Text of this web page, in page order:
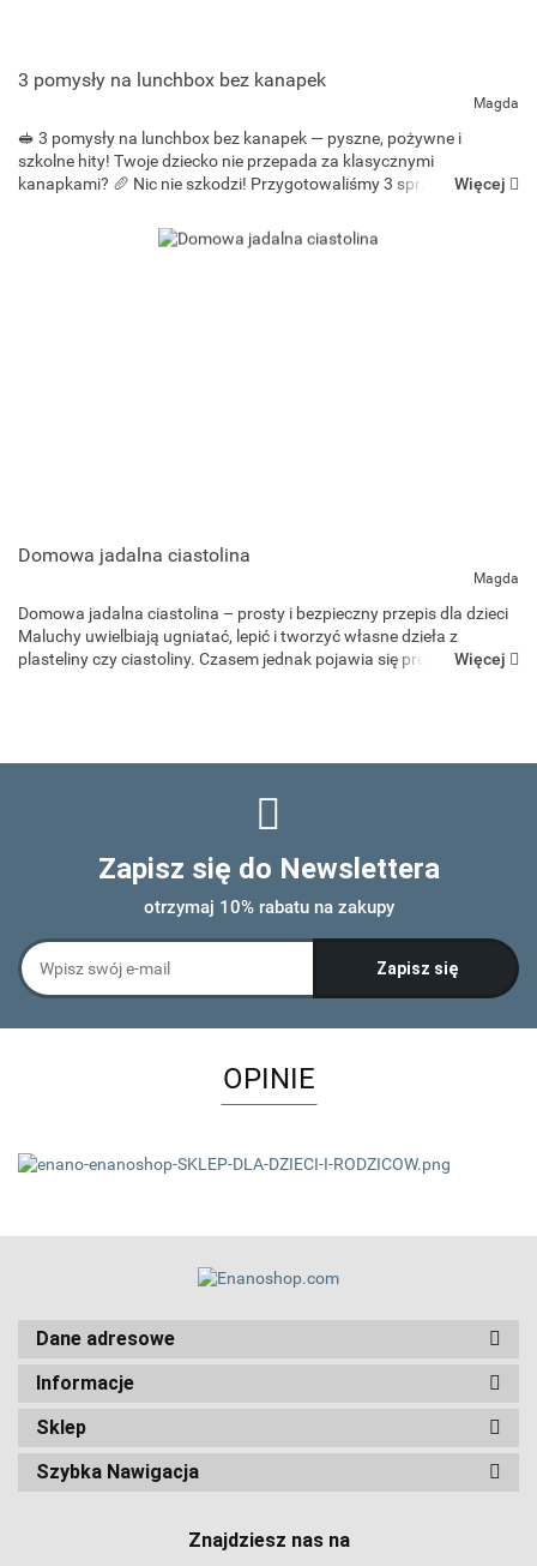
3 pomysły na lunchbox bez kanapek
Magda
🥪 3 pomysły na lunchbox bez kanapek — pyszne, pożywne i
szkolne hity! Twoje dziecko nie przepada za klasycznymi
kanapkami? 🥖 Nic nie szkodzi! Przygotowaliśmy 3 sprawdzone
Więcej
Domowa jadalna ciastolina
Magda
Domowa jadalna ciastolina – prosty i bezpieczny przepis dla dzieci
Maluchy uwielbiają ugniatać, lepić i tworzyć własne dzieła z
plasteliny czy ciastoliny. Czasem jednak pojawia się problem –Więcej
Zapisz się do Newslettera
otrzymaj 10% rabatu na zakupy
OPINIE
Dane adresowe
Informacje
Sklep
Szybka Nawigacja
Znajdziesz nas na